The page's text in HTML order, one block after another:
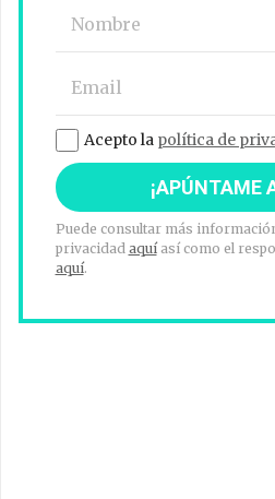
Acepto la política de
Puede consultar más
privacidad aquíasí como el
aquí.